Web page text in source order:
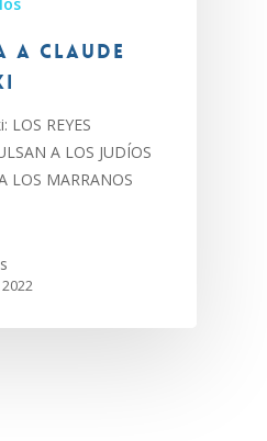
a Claude
LOS REYES
A LOS JUDÍOS
LOS MARRANOS